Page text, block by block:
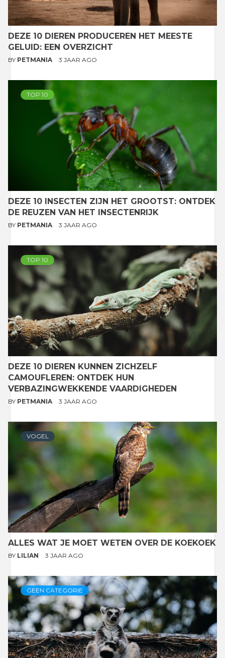
DEZE 10 DIEREN PRODUCEREN HET MEESTE
GELUID: EEN OVERZICHT
BY PETMANIA 3 JAAR AGO
TOP 10
DEZE 10 INSECTEN ZIJN HET GROOTST: ONTDEK
DE REUZEN VAN HET INSECTENRIJK
BY PETMANIA 3 JAAR AGO
TOP 10
DEZE 10 DIEREN KUNNEN ZICHZELF
CAMOUFLEREN: ONTDEK HUN
VERBAZINGWEKKENDE VAARDIGHEDEN
BY PETMANIA 3 JAAR AGO
VOGEL
ALLES WAT JE MOET WETEN OVER DE KOEKOEK
BY LILIAN 3 JAAR AGO
GEEN CATEGORIE